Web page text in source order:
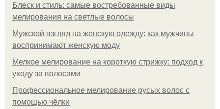
Блеск и стиль: самые востребованные виды
мелирования на светлые волосы
Мужской взгляд на женскую одежду: как мужчины
воспринимают женскую моду
Мелкое мелирование на короткую стрижку: подход к
уходу за волосами
Профессиональное мелирование русых волос с
помощью чёлки